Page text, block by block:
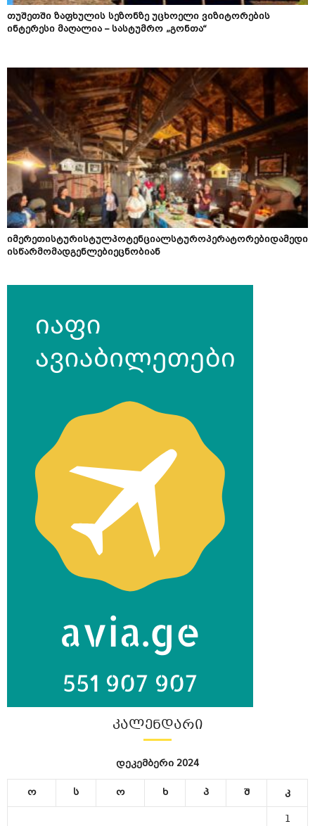
თუშეთში ზაფხულის სეზონზე უცხოელი ვიზიტორების
ინტერესი მაღალია – სასტუმრო „გონთა“
იმერეთისტურისტულპოტენციალსტუროპერატორებიდამედი
ისწარმომადგენლებიეცნობიან
ᲙᲐᲚᲔᲜᲓᲐᲠᲘ
დეკემბერი 2024
ო ს ო ხ პ შ
კ
1